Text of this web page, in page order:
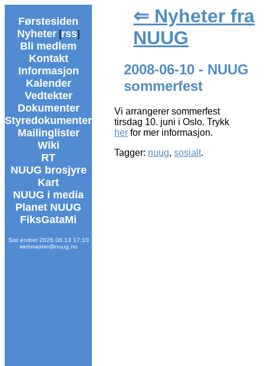
Førstesiden
Nyheter [rss]
Bli medlem
Kontakt
Informasjon
Kalender
Vedtekter
Dokumenter
Styredokumenter
Mailinglister
Wiki
RT
NUUG brosjyre
Kart
NUUG i media
Planet NUUG
FiksGataMi
Sist endret 2026.06.13 17:10
webmaster@nuug.no
⇐ Nyheter fra
NUUG
2008-06-10 - NUUG
sommerfest
Vi arrangerer sommerfest
tirsdag 10. juni i Oslo. Trykk
her for mer informasjon.
Tagger: nuug,sosialt.